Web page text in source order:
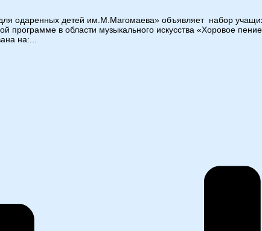
одаренных детей им.М.Магомаева» объявляет набор
программе в области музыкального искусства «Хоровое
на:...